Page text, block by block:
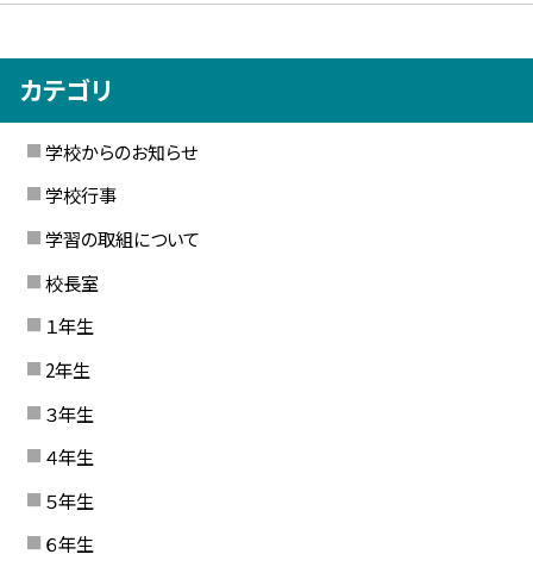
カテゴリ
学校からのお知らせ
学校行事
学習の取組について
校長室
１年生
2年生
３年生
４年生
５年生
６年生